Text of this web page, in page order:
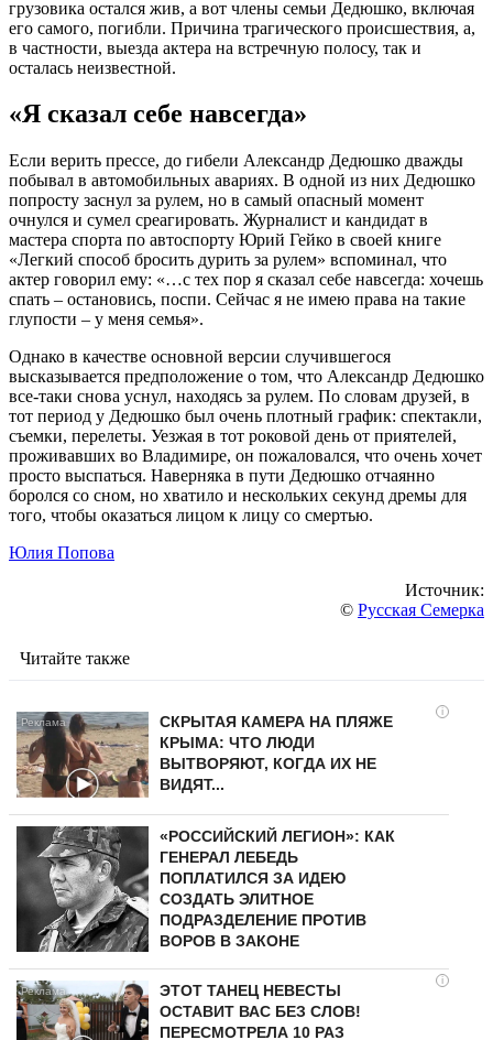
грузовика остался жив, а вот члены семьи Дедюшко, включая
его самого, погибли. Причина трагического происшествия, а,
в частности, выезда актера на встречную полосу, так и
осталась неизвестной.
«Я сказал себе навсегда»
Если верить прессе, до гибели Александр Дедюшко дважды
побывал в автомобильных авариях. В одной из них Дедюшко
попросту заснул за рулем, но в самый опасный момент
очнулся и сумел среагировать. Журналист и кандидат в
мастера спорта по автоспорту Юрий Гейко в своей книге
«Легкий способ бросить дурить за рулем» вспоминал, что
актер говорил ему: «…с тех пор я сказал себе навсегда: хочешь
спать – остановись, поспи. Сейчас я не имею права на такие
глупости – у меня семья».
Однако в качестве основной версии случившегося
высказывается предположение о том, что Александр Дедюшко
все-таки снова уснул, находясь за рулем. По словам друзей, в
тот период у Дедюшко был очень плотный график: спектакли,
съемки, перелеты. Уезжая в тот роковой день от приятелей,
проживавших во Владимире, он пожаловался, что очень хочет
просто выспаться. Наверняка в пути Дедюшко отчаянно
боролся со сном, но хватило и нескольких секунд дремы для
того, чтобы оказаться лицом к лицу со смертью.
Юлия Попова
Источник:
© Русская Семерка
Читайте также
i
СКРЫТАЯ КАМЕРА НА ПЛЯЖЕ
КРЫМА: ЧТО ЛЮДИ
ВЫТВОРЯЮТ, КОГДА ИХ НЕ
ВИДЯТ...
«РОССИЙСКИЙ ЛЕГИОН»: КАК
ГЕНЕРАЛ ЛЕБЕДЬ
ПОПЛАТИЛСЯ ЗА ИДЕЮ
СОЗДАТЬ ЭЛИТНОЕ
ПОДРАЗДЕЛЕНИЕ ПРОТИВ
ВОРОВ В ЗАКОНЕ
i
ЭТОТ ТАНЕЦ НЕВЕСТЫ
ОСТАВИТ ВАС БЕЗ СЛОВ!
ПЕРЕСМОТРЕЛА 10 РАЗ